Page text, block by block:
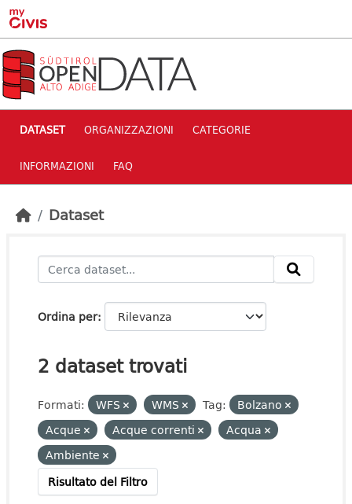
Skip to main content
DATASET ORGANIZZAZIONI CATEGORIE
INFORMAZIONI FAQ
Dataset
Ordina per
2 dataset trovati
Formati: WFS WMS Tag:
Bolzano
Acque
Acque correnti
Acqua
Ambiente
Risultato del Filtro